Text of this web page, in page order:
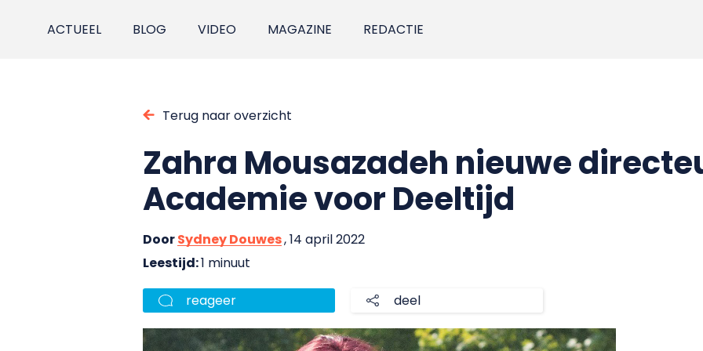
ACTUEEL BLOG VIDEO MAGAZINE REDACTIE
Terug naar overzicht
Zahra Mousazadeh nieuwe
Academie voor Deeltijd
DoorSydney Douwes, 14 april 2022
Leestijd:1 minuut
reageer deel